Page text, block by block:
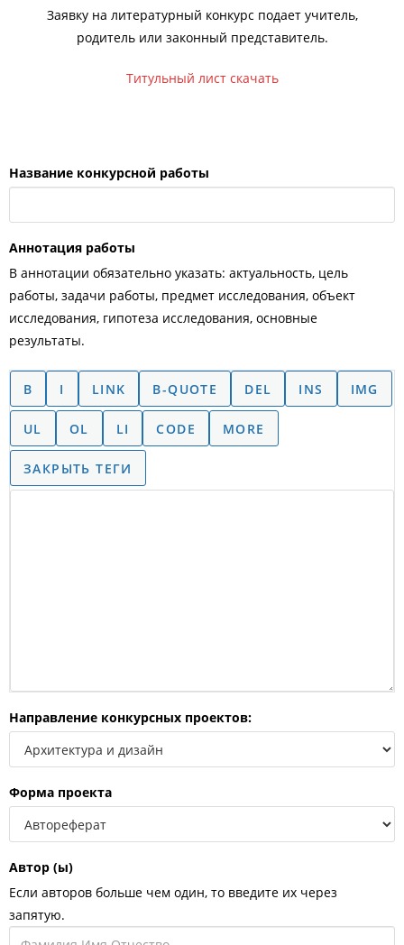
Заявку на литературный конкурс подает учитель,
родитель или законный представитель.
Титульный лист скачать
Название конкурсной работы
Аннотация работы
В аннотации обязательно указать: актуальность, цель
работы, задачи работы, предмет исследования, объект
исследования, гипотеза исследования, основные
результаты.
Направление конкурсных проектов:
Форма проекта
Автор (ы)
Если авторов больше чем один, то введите их через
запятую.